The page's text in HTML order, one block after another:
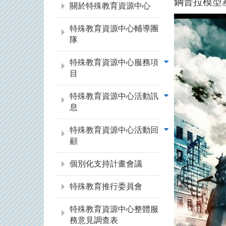
關於特殊教育資源中心
特殊教育資源中心輔導團
隊
特殊教育資源中心服務項
目
特殊教育資源中心活動訊
息
特殊教育資源中心活動回
顧
個別化支持計畫會議
特殊教育推行委員會
特殊教育資源中心整體服
務意見調查表